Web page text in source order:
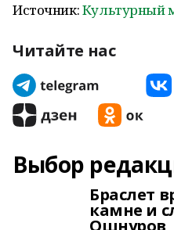
Источник:Культурный
Читайте нас
Выбор
Браслет
камне и
Ошнуров